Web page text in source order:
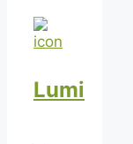
Lumi